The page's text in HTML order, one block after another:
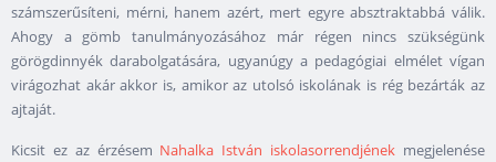
számszerűsíteni, mérni, hanem azért, mert egyre absztraktabbá válik.
Ahogy a gömb tanulmányozásához már régen nincs szükségünk
görögdinnyék darabolgatására, ugyanúgy a pedagógiai elmélet vígan
virágozhat akár akkor is, amikor az utolsó iskolának is rég bezárták az
ajtaját.
Kicsit ez az érzésem Nahalka István iskolasorrendjének megjelenése